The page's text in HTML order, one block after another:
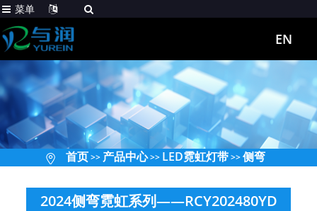
EN
首页>> 产品中心>> LED霓虹灯带>>侧弯
2024侧弯霓虹系列——RCY202480YD
菜单